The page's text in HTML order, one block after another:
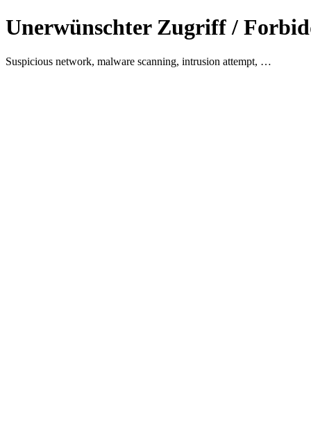
Unerwünschter Zugriff /
Suspicious network, malware scanning, intrusion attempt, …